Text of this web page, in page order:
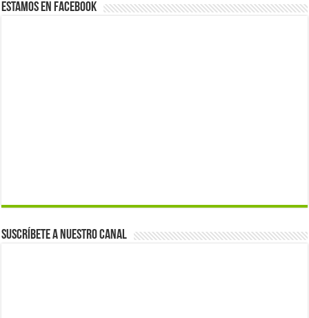
Estamos en Facebook
Suscríbete a nuestro canal